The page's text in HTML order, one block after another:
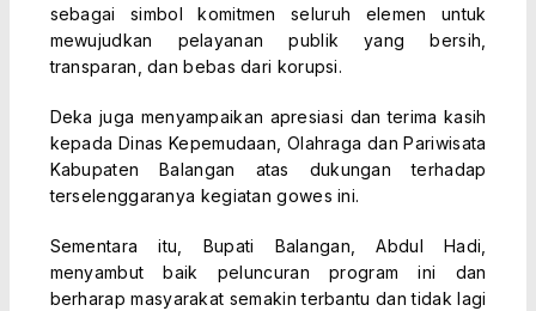
sebagai simbol komitmen seluruh elemen untuk
mewujudkan pelayanan publik yang bersih,
transparan, dan bebas dari korupsi.
Deka juga menyampaikan apresiasi dan terima kasih
kepada Dinas Kepemudaan, Olahraga dan Pariwisata
Kabupaten Balangan atas dukungan terhadap
terselenggaranya kegiatan gowes ini.
Sementara itu, Bupati Balangan, Abdul Hadi,
menyambut baik peluncuran program ini dan
berharap masyarakat semakin terbantu dan tidak lagi